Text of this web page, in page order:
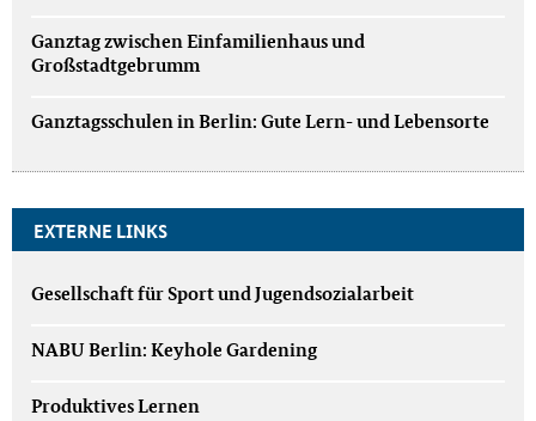
Ganztag zwischen Einfamilienhaus und
Großstadtgebrumm
Ganztagsschulen in Berlin: Gute Lern- und Lebensorte
EXTERNE LINKS
Gesellschaft für Sport und Jugendsozialarbeit
NABU Berlin: Keyhole Gardening
Produktives Lernen